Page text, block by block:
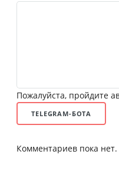
Пожалуйста, пройдите
TELEGRAM-БОТА
Комментариев пока нет.